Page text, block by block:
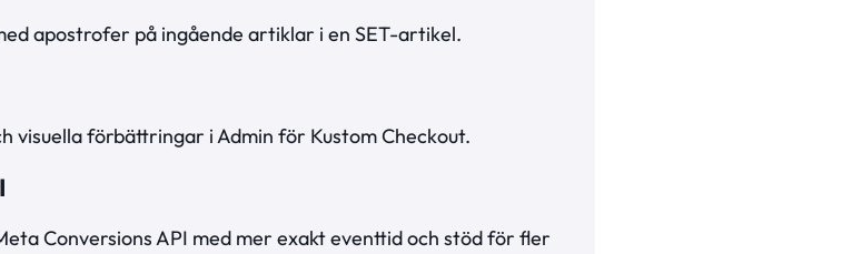
apostrofer på ingående artiklar i en SET-artikel.
visuella förbättringar i Admin för Kustom Checkout.
Conversions API med mer exakt eventtid och stöd för fler